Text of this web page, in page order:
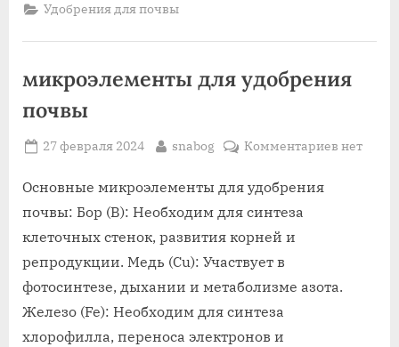
почвы”
Удобрения для почвы
микроэлементы для удобрения
почвы
Posted
27 февраля 2024 By
snabog Комментариевкнет
Основные микроэлементы для удобрения
почвы: Бор (B): Необходим для синтеза
клеточных стенок, развития корней и
репродукции. Медь (Cu): Участвует в
фотосинтезе, дыхании и метаболизме азота.
Железо (Fe): Необходим для синтеза
хлорофилла, переноса электронов и